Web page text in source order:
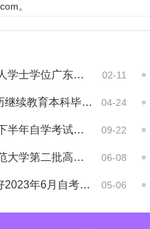
。
通知！2025年申请成人学士学位广东高校联... 02-11
岭南师范学院高等学历继续教育本科毕业生学士... 04-24
华南理工大学2022年下半年自学考试本科毕... 09-22
2022年上半年华南师范大学第二批高等教育... 06-08
岭南师范大学关于做好2023年6月自考本科... 05-06